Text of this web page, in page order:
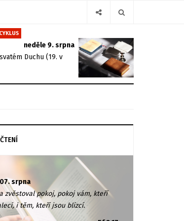
neděle 9. srpna
Duchu (19. v
srpna
zvěstoval pokoj, pokoj vám, kteří
i těm, kteří jsou blízcí.